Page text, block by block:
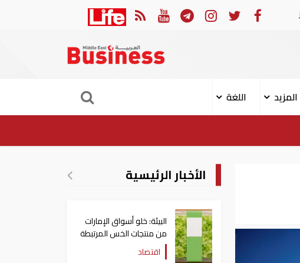
الإمارات: تعديل بعض أحكام القرار الوزاري في شأن الضريبة على الشركات والأعمال
المزيد
اللغة
الأخبار الرئيسية
البيئة: خلو أسواق الإمارات
من منتجات الخس المرتبطة
بتفشي داء السيكلوسبورا
اقتصاد